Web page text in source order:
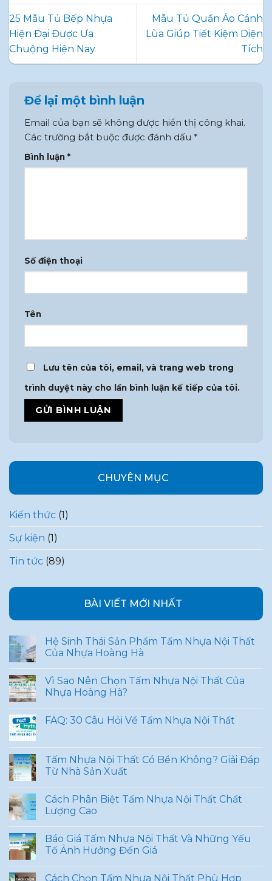
25 Mẫu Tủ Bếp Nhựa
Hiện Đại Được Ưa
Chuộng Hiện Nay
Mẫu Tủ Quần Áo Cánh
Lùa Giúp Tiết Kiệm Diện
Tích
Để lại một bình luận
Email của bạn sẽ không được hiển thị công khai.
Các trường bắt buộc được đánh dấu *
Bình luận *
Số điện thoại
Tên
Lưu tên của tôi, email, và trang web trong
trình duyệt này cho lần bình luận kế tiếp của tôi.
CHUYÊN MỤC
Kiến thức (1)
Sự kiện (1)
Tin tức (89)
BÀI VIẾT MỚI NHẤT
Hệ Sinh Thái Sản Phẩm Tấm Nhựa Nội Thất
Của Nhựa Hoàng Hà
Vì Sao Nên Chọn Tấm Nhựa Nội Thất Của
Nhựa Hoàng Hà?
FAQ: 30 Câu Hỏi Về Tấm Nhựa Nội Thất
Tấm Nhựa Nội Thất Có Bền Không? Giải Đáp
Từ Nhà Sản Xuất
Cách Phân Biệt Tấm Nhựa Nội Thất Chất
Lượng Cao
Báo Giá Tấm Nhựa Nội Thất Và Những Yếu
Tố Ảnh Hưởng Đến Giá
Cách Chọn Tấm Nhựa Nội Thất Phù Hợp